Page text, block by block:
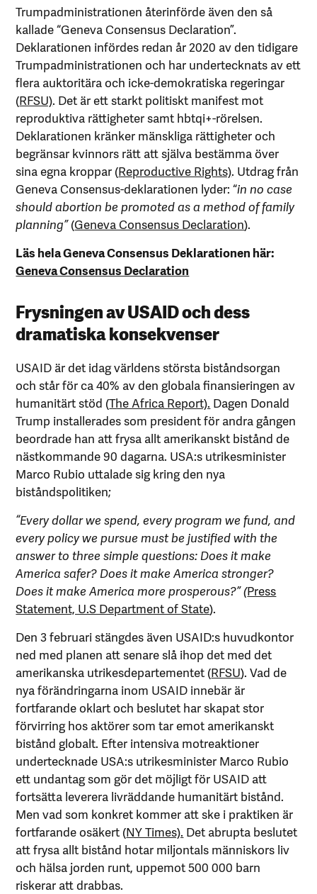
Trumpadministrationen återinförde även den så
kallade “Geneva Consensus Declaration”.
Deklarationen infördes redan år 2020 av den tidigare
Trumpadministrationen och har undertecknats av ett
flera auktoritära och icke-demokratiska regeringar
(RFSU). Det är ett starkt politiskt manifest mot
reproduktiva rättigheter samt hbtqi+-rörelsen.
Deklarationen kränker mänskliga rättigheter och
begränsar kvinnors rätt att själva bestämma över
sina egna kroppar (Reproductive Rights). Utdrag från
Geneva Consensus-deklarationen lyder: “in no case
should abortion be promoted as a method of family
planning”(Geneva Consensus Declaration).
Läs hela Geneva Consensus Deklarationen här:
Geneva Consensus Declaration
Frysningen av USAID och dess
dramatiska konsekvenser
USAID är det idag världens största biståndsorgan
och står för ca 40% av den globala finansieringen av
humanitärt stöd (The Africa Report). Dagen Donald
Trump installerades som president för andra gången
beordrade han att frysa allt amerikanskt bistånd de
nästkommande 90 dagarna. USA:s utrikesminister
Marco Rubio uttalade sig kring den nya
biståndspolitiken;
“Every dollar we spend, every program we fund, and
every policy we pursue must be justified with the
answer to three simple questions: Does it make
America safer? Does it make America stronger?
Does it make America more prosperous?” (Press
Statement, U.S Department of State).
Den 3 februari stängdes även USAID:s huvudkontor
ned med planen att senare slå ihop det med det
amerikanska utrikesdepartementet (RFSU). Vad de
nya förändringarna inom USAID innebär är
fortfarande oklart och beslutet har skapat stor
förvirring hos aktörer som tar emot amerikanskt
bistånd globalt. Efter intensiva motreaktioner
undertecknade USA:s utrikesminister Marco Rubio
ett undantag som gör det möjligt för USAID att
fortsätta leverera livräddande humanitärt bistånd.
Men vad som konkret kommer att ske i praktiken är
fortfarande osäkert (NY Times). Det abrupta beslutet
att frysa allt bistånd hotar miljontals människors liv
och hälsa jorden runt, uppemot 500 000 barn
riskerar att drabbas.